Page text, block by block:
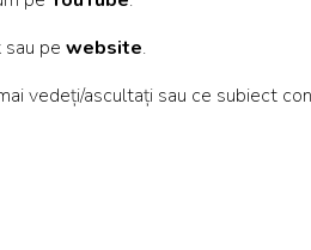
sau pe website.
vedeți/ascultați sau ce subiect